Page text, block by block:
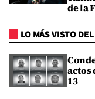
de la
LO MÁS VISTO
actos
13